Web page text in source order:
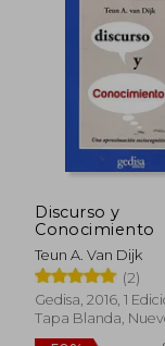
dcto.
Discurso y
Conocimiento
Teun A. Van Dijk
(2)
Gedisa, 2016, 1
Tapa Blanda,